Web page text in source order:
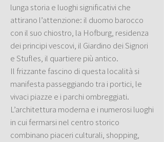
lunga storia e luoghi significativi che
attirano l’attenzione: il duomo barocco
con il suo chiostro, la Hofburg, residenza
dei principi vescovi, il Giardino dei Signori
e Stufles, il quartiere più antico.
Il frizzante fascino di questa località si
manifesta passeggiando tra i portici, le
vivaci piazze e i parchi ombreggiati.
L’architettura moderna e i numerosi luoghi
in cui fermarsi nel centro storico
combinano piaceri culturali, shopping,